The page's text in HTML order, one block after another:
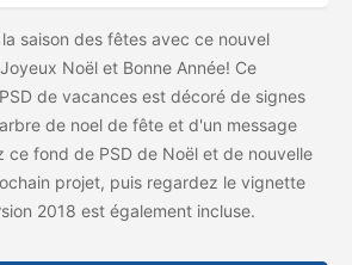
saison des fêtes avec ce nouvel
Noël et Bonne Année! Ce
de vacances est décoré de signes
de noel de fête et d'un message
ce fond de PSD de Noël et de nouvelle
projet, puis regardez le vignette
2018 est également incluse.